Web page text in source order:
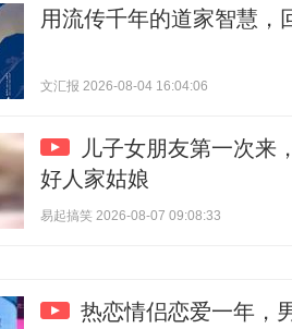
用流传千年的道家智慧，
文汇报 2026-08-04 16:04:06
儿子女朋友第一次来
好人家姑娘
易起搞笑 2026-08-07 09:08:33
热恋情侣恋爱一年，